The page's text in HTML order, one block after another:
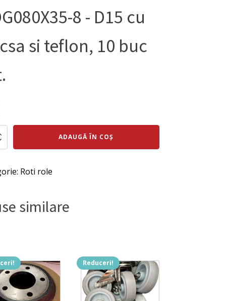
8 - D15 cu
si teflon, 10 buc
ADAUGĂ ÎN COȘ
Roti role
similare
Reduceri!